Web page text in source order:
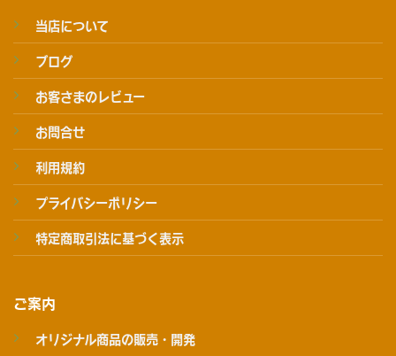
当店について
ブログ
お客さまのレビュー
お問合せ
利用規約
プライバシーポリシー
特定商取引法に基づく表示
ご案内
オリジナル商品の販売・開発